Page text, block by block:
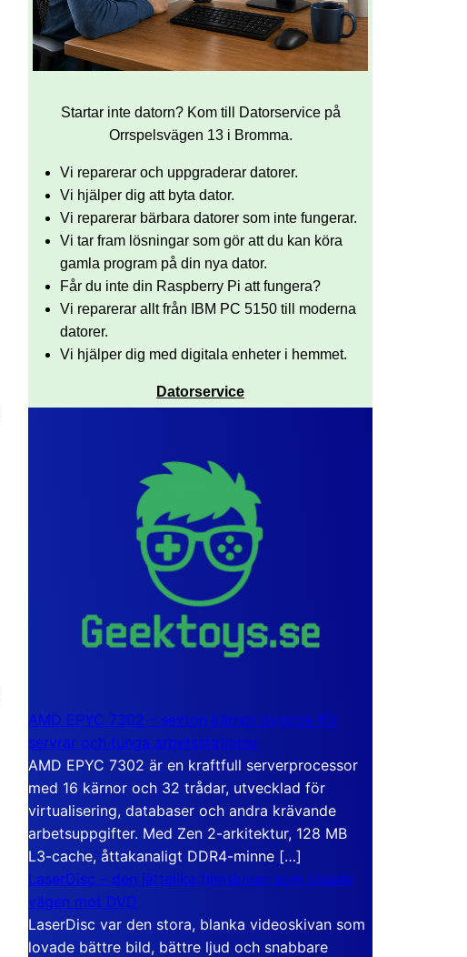
Startar inte datorn? Kom till Datorservice på
Orrspelsvägen 13 i Bromma.
Vi reparerar och uppgraderar datorer.
Vi hjälper dig att byta dator.
Vi reparerar bärbara datorer som inte fungerar.
Vi tar fram lösningar som gör att du kan köra
gamla program på din nya dator.
Får du inte din Raspberry Pi att fungera?
Vi reparerar allt från IBM PC 5150 till moderna
datorer.
Vi hjälper dig med digitala enheter i hemmet.
Datorservice
AMD EPYC 7302 – sexton kärnor byggda för
servrar och tunga arbetsstationer
AMD EPYC 7302 är en kraftfull serverprocessor
med 16 kärnor och 32 trådar, utvecklad för
virtualisering, databaser och andra krävande
arbetsuppgifter. Med Zen 2-arkitektur, 128 MB
L3-cache, åttakanaligt DDR4-minne […]
LaserDisc – den jättelika filmskivan som visade
vägen mot DVD
LaserDisc var den stora, blanka videoskivan som
lovade bättre bild, bättre ljud och snabbare